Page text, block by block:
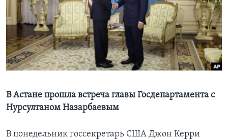
Learning English
СОЦИАЛЬНЫЕ СЕТИ
Языки
В Астане прошла встреча главы Госдепартамента с
Нурсултаном Назарбаевым
В понедельник госсекретарь США Джон Керри